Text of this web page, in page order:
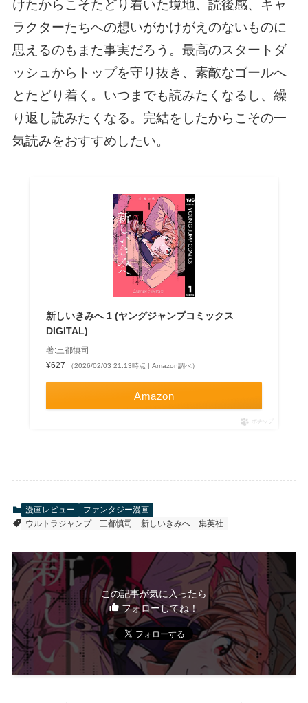
けたからこそたどり着いた境地、読後感、キャ
ラクターたちへの想いがかけがえのないものに
思えるのもまた事実だろう。最高のスタートダ
ッシュからトップを守り抜き、素敵なゴールへ
とたどり着く。いつまでも読みたくなるし、繰
り返し読みたくなる。完結をしたからこその一
気読みをおすすめしたい。
新しいきみへ 1 (ヤングジャンプコミックス
DIGITAL)
著:三都慎司
¥627
（2026/02/03 21:13時点 | Amazon調べ）
Amazon
ポチップ
漫画レビュー
ファンタジー漫画
ウルトラジャンプ
三都慎司 新しいきみへ 集英社
この記事が気に入ったら
フォローしてね！